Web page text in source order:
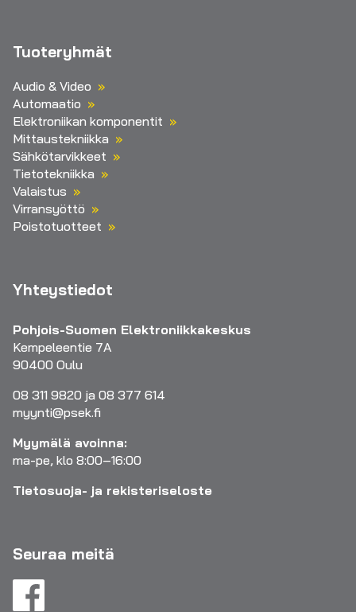
Tuoteryhmät
Audio & Video
Automaatio
Elektroniikan komponentit
Mittaustekniikka
Sähkötarvikkeet
Tietotekniikka
Valaistus
Virransyöttö
Poistotuotteet
Yhteystiedot
Pohjois-Suomen Elektroniikkakeskus
Kempeleentie 7A
90400 Oulu
08 311 9820 ja 08 377 614
myynti@psek.fi
Myymälä avoinna:
ma-pe, klo 8:00–16:00
Tietosuoja- ja rekisteriseloste
Seuraa meitä